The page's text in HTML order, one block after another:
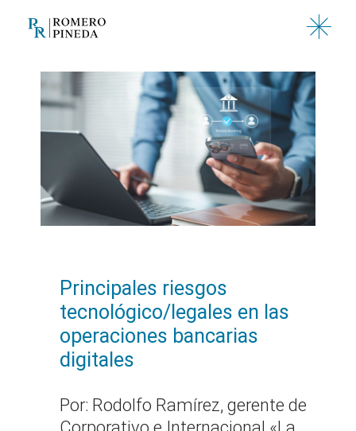
contenido
Principales riesgos
tecnológico/legales en las
operaciones bancarias
digitales
Por: Rodolfo Ramírez, gerente de